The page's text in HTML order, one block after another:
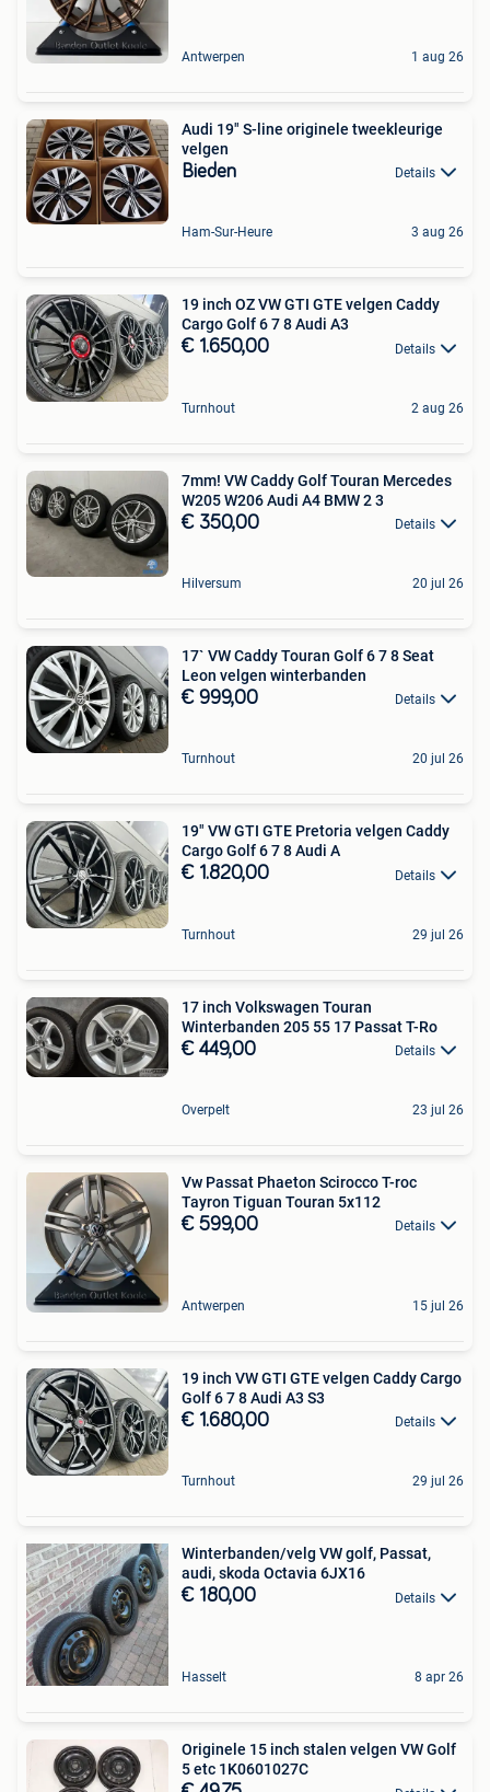
Antwerpen 1 aug 26
Audi 19" S-line originele tweekleurige
velgen
Bieden Details
Ham-Sur-Heure 3 aug 26
19 inch OZ VW GTI GTE velgen Caddy
Cargo Golf 6 7 8 Audi A3
€ 1.650,00 Details
Turnhout 2 aug 26
7mm! VW Caddy Golf Touran Mercedes
W205 W206 Audi A4 BMW 2 3
€ 350,00 Details
Hilversum 20 jul 26
17` VW Caddy Touran Golf 6 7 8 Seat
Leon velgen winterbanden
€ 999,00 Details
Turnhout 20 jul 26
19" VW GTI GTE Pretoria velgen Caddy
Cargo Golf 6 7 8 Audi A
€ 1.820,00 Details
Turnhout 29 jul 26
17 inch Volkswagen Touran
Winterbanden 205 55 17 Passat T-Ro
€ 449,00 Details
Overpelt 23 jul 26
Vw Passat Phaeton Scirocco T-roc
Tayron Tiguan Touran 5x112
€ 599,00 Details
Antwerpen 15 jul 26
19 inch VW GTI GTE velgen Caddy Cargo
Golf 6 7 8 Audi A3 S3
€ 1.680,00 Details
Turnhout 29 jul 26
Winterbanden/velg VW golf, Passat,
audi, skoda Octavia 6JX16
€ 180,00 Details
Hasselt 8 apr 26
Originele 15 inch stalen velgen VW Golf
5 etc 1K0601027C